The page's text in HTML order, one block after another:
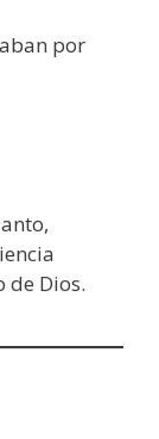
por
de Dios.